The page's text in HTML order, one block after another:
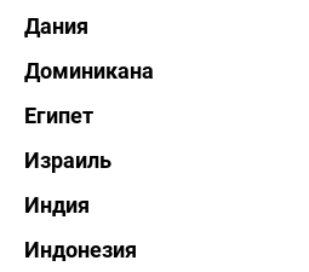
Дания
Доминикана
Египет
Израиль
Индия
Индонезия